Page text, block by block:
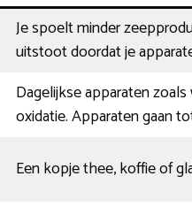
Je spoelt minder
uitstoot doordat je
Dagelijkse apparaten
oxidatie. Apparaten gaan
Een kopje thee, koffie of